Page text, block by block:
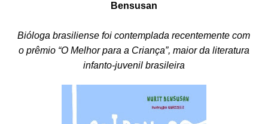
Bensusan
Bióloga brasiliense foi contemplada recentemente com
o prêmio “O Melhor para a Criança”, maior da literatura
infanto-juvenil brasileira